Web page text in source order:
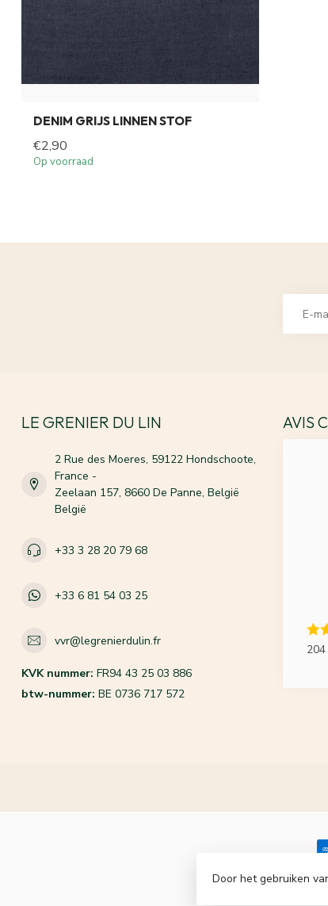
DENIM GRIJS LINNEN STOF
€2,90
Op voorraad
LE GRENIER DU LIN
2 Rue des Moeres, 59122 Hondschoote,
France -
Zeelaan 157, 8660 De Panne, België
België
+33 3 28 20 79 68
+33 6 81 54 03 25
vvr@legrenierdulin.fr
KVK nummer: FR94 43 25 03 886
btw-nummer: BE 0736 717 572
AVIS
©
Door het gebruiken